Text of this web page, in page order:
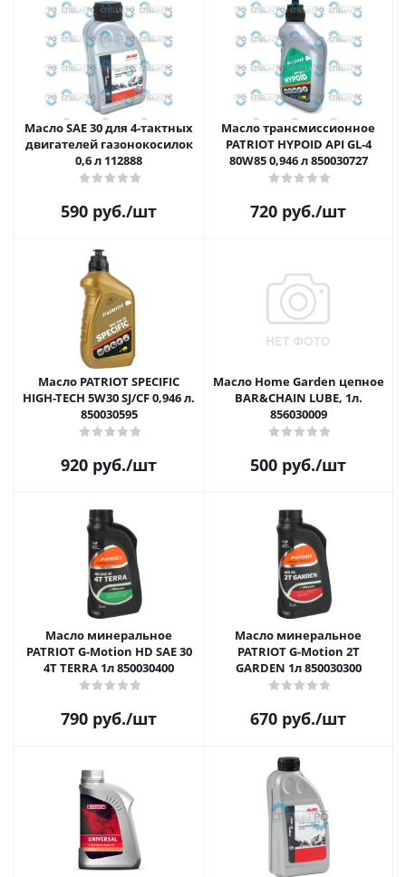
Масло SAE 30 для 4-тактных
двигателей газонокосилок
0,6 л 112888
590 руб./шт
Масло трансмиссионное
PATRIOT HYPOID API GL-4
80W85 0,946 л 850030727
720 руб./шт
Масло PATRIOT SPECIFIC
HIGH-TECH 5W30 SJ/CF 0,946 л.
850030595
920 руб./шт
Масло Home Garden цепное
BAR&CHAIN LUBE, 1л.
856030009
500 руб./шт
Масло минеральное
PATRIOT G-Motion HD SAE 30
4Т TERRA 1л 850030400
790 руб./шт
Масло минеральное
PATRIOT G-Motion 2Т
GARDEN 1л 850030300
670 руб./шт